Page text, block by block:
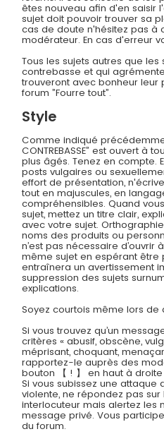
êtes nouveau afin d'en saisir
sujet doit pouvoir trouver sa
cas de doute n'hésitez pas à
modérateur. En cas d'erreur
Tous les sujets autres que les
contrebasse et qui
trouveront avec bonheur leur
forum ”Fourre tout”.
Style
Comme indiqué
CONTREBASSE” est ouvert à
plus âgés. Tenez en compte.
posts vulgaires ou
effort de présentation,
tout en majuscules, en
compréhensibles. Quand
sujet, mettez un titre clair,
avec votre sujet.
noms des produits ou
n’est pas nécessaire d’ouvrir
même sujet en espérant être
entraînera un avertissement
suppression des sujets
explications.
Soyez courtois même lors de
Si vous trouvez qu’un
critères « abusif, obscène,
méprisant, choquant,
rapportez-le auprès des
bouton 【 ! 】 en haut à
Si vous subissez une attaque
violente, ne répondez pas
interlocuteur mais alertez les
message privé. Vous
du forum.